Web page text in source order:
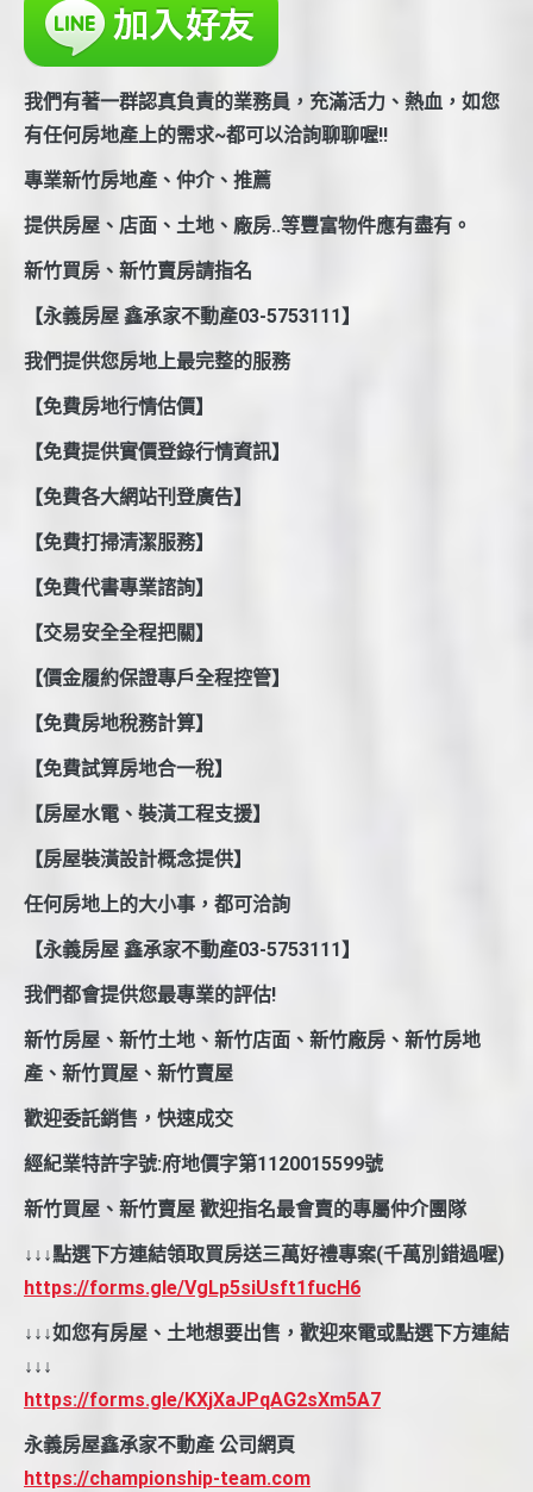
我們有著一群認真負責的業務員，充滿活力、熱血，如您
有任何房地產上的需求~都可以洽詢聊聊喔!!
專業新竹房地產、仲介、推薦
提供房屋、店面、土地、廠房..等豐富物件應有盡有。
新竹買房、新竹賣房請指名
【永義房屋 鑫承家不動產03-5753111】
我們提供您房地上最完整的服務
【免費房地行情估價】
【免費提供實價登錄行情資訊】
【免費各大網站刊登廣告】
【免費打掃清潔服務】
【免費代書專業諮詢】
【交易安全全程把關】
【價金履約保證專戶全程控管】
【免費房地稅務計算】
【免費試算房地合一稅】
【房屋水電、裝潢工程支援】
【房屋裝潢設計概念提供】
任何房地上的大小事，都可洽詢
【永義房屋 鑫承家不動產03-5753111】
我們都會提供您最專業的評估!
新竹房屋、新竹土地、新竹店面、新竹廠房、新竹房地
產、新竹買屋、新竹賣屋
歡迎委託銷售，快速成交
經紀業特許字號:府地價字第1120015599號
新竹買屋、新竹賣屋 歡迎指名最會賣的專屬仲介團隊
↓↓↓點選下方連結領取買房送三萬好禮專案(千萬別錯過喔)
https://forms.gle/VgLp5siUsft1fucH6
↓↓↓如您有房屋、土地想要出售，歡迎來電或點選下方連結
↓↓↓
https://forms.gle/KXjXaJPqAG2sXm5A7
永義房屋鑫承家不動產 公司網頁
https://championship-team.com